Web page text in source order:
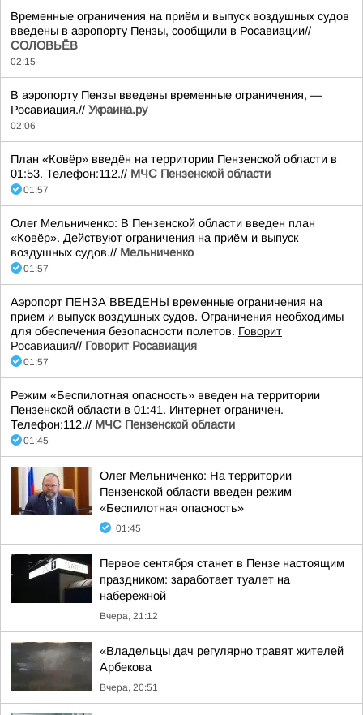
Временные ограничения на приём и выпуск воздушных судов
введены в аэропорту Пензы, сообщили в Росавиации//
СОЛОВЬЁВ
02:15
В аэропорту Пензы введены временные ограничения, —
Росавиация.// Украина.ру
02:06
План «Ковёр» введён на территории Пензенской области в
01:53. Телефон:112.// МЧС Пензенской области
01:57
Олег Мельниченко: В Пензенской области введен план
«Ковёр». Действуют ограничения на приём и выпуск
воздушных судов.// Мельниченко
01:57
Аэропорт ПЕНЗА ВВЕДЕНЫ временные ограничения на
прием и выпуск воздушных судов. Ограничения необходимы
для обеспечения безопасности полетов. Говорит
Росавиация// Говорит Росавиация
01:57
Режим «Беспилотная опасность» введен на территории
Пензенской области в 01:41. Интернет ограничен.
Телефон:112.// МЧС Пензенской области
01:45
Олег Мельниченко: На территории
Пензенской области введен режим
«Беспилотная опасность»
01:45
Первое сентября станет в Пензе настоящим
праздником: заработает туалет на
набережной
Вчера, 21:12
«Владельцы дач регулярно травят жителей
Арбекова
Вчера, 20:51